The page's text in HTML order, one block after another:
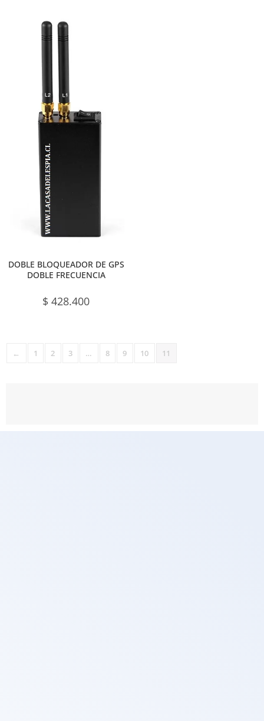
DOBLE BLOQUEADOR DE GPS
DOBLE FRECUENCIA
$ 428.400
← 1 2 3 … 8 9 10 11